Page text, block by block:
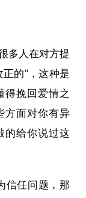
多人在对方提
的”，这种是
得挽回爱情之
方面对你有异
的给你说过这
信任问题，那